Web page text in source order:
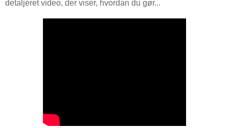
detaljeret video, der viser, hvordan du gør...